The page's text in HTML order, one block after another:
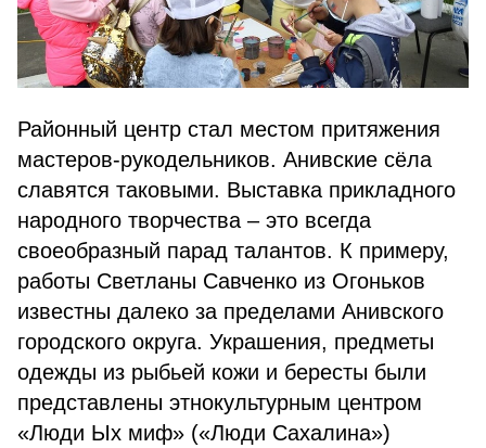
Районный центр стал местом притяжения
мастеров-рукодельников. Анивские сёла
славятся таковыми. Выставка прикладного
народного творчества – это всегда
своеобразный парад талантов. К примеру,
работы Светланы Савченко из Огоньков
известны далеко за пределами Анивского
городского округа. Украшения, предметы
одежды из рыбьей кожи и бересты были
представлены этнокультурным центром
«Люди Ых миф» («Люди Сахалина»)